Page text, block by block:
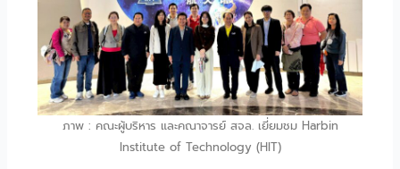
ภาพ : คณะผู้บริหาร และคณาจารย์ สจล. เยี่ยมชม Harbin
Institute of Technology (HIT)